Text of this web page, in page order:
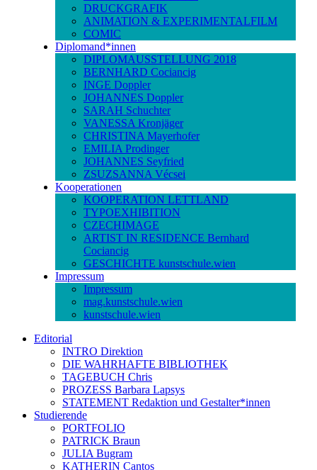
DRUCKGRAFIK
ANIMATION & EXPERIMENTALFILM
COMIC
Diplomand*innen
DIPLOMAUSSTELLUNG 2018
BERNHARD Cociancig
INGE Doppler
JOHANNES Doppler
SARAH Schuchter
VANESSA Kronjäger
CHRISTINA Mayerhofer
EMILIA Prodinger
JOHANNES Seyfried
ZSUZSANNA Vécsei
Kooperationen
KOOPERATION LETTLAND
TYPOEXHIBITION
CZECHIMAGE
ARTIST IN RESIDENCE Bernhard
Cociancig
GESCHICHTE kunstschule.wien
Impressum
Impressum
mag.kunstschule.wien
kunstschule.wien
Editorial
INTRO Direktion
DIE WAHRHAFTE BIBLIOTHEK
TAGEBUCH Chris
PROZESS Barbara Lapsys
STATEMENT Redaktion und Gestalter*innen
Studierende
PORTFOLIO
PATRICK Braun
JULIA Bugram
KATHERIN Cantos